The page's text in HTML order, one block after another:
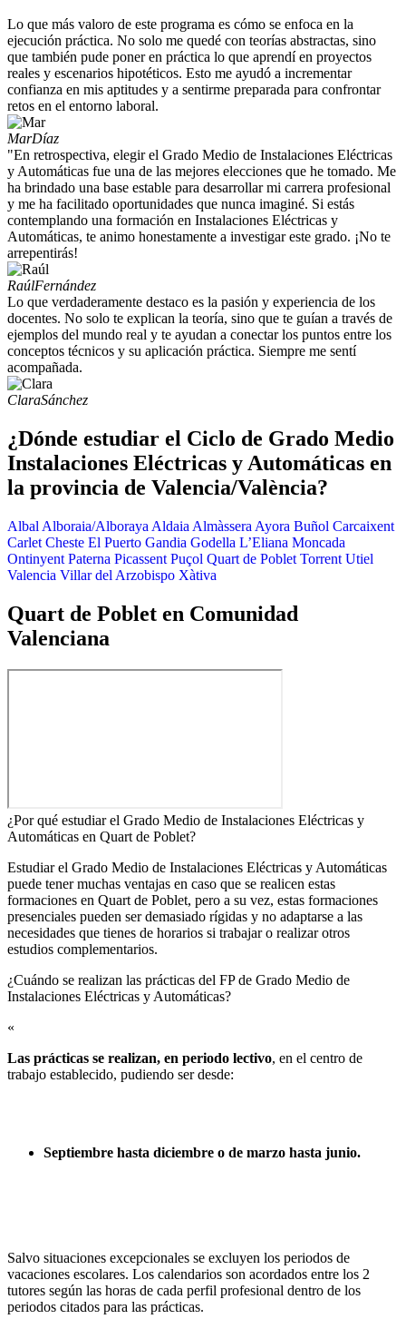
Lo que más valoro de este programa es cómo se enfoca en la
ejecución práctica. No solo me quedé con teorías abstractas, sino
que también pude poner en práctica lo que aprendí en proyectos
reales y escenarios hipotéticos. Esto me ayudó a incrementar
confianza en mis aptitudes y a sentirme preparada para confrontar
retos en el entorno laboral.
MarDíaz
"En retrospectiva, elegir el Grado Medio de Instalaciones Eléctricas
y Automáticas fue una de las mejores elecciones que he tomado. Me
ha brindado una base estable para desarrollar mi carrera profesional
y me ha facilitado oportunidades que nunca imaginé. Si estás
contemplando una formación en Instalaciones Eléctricas y
Automáticas, te animo honestamente a investigar este grado. ¡No te
arrepentirás!
RaúlFernández
Lo que verdaderamente destaco es la pasión y experiencia de los
docentes. No solo te explican la teoría, sino que te guían a través de
ejemplos del mundo real y te ayudan a conectar los puntos entre los
conceptos técnicos y su aplicación práctica. Siempre me sentí
acompañada.
ClaraSánchez
¿Dónde estudiar el Ciclo de Grado Medio
Instalaciones Eléctricas y Automáticas en
la provincia de Valencia/València?
Albal Alboraia/Alboraya Aldaia Almàssera Ayora Buñol Carcaixent
Carlet Cheste El Puerto Gandia Godella L’Eliana Moncada
Ontinyent Paterna Picassent Puçol Quart de Poblet Torrent Utiel
Valencia Villar del Arzobispo Xàtiva
Quart de Poblet en Comunidad
Valenciana
¿Por qué estudiar el Grado Medio de Instalaciones Eléctricas y
Automáticas en Quart de Poblet?
Estudiar el Grado Medio de Instalaciones Eléctricas y Automáticas
puede tener muchas ventajas en caso que se realicen estas
formaciones en Quart de Poblet, pero a su vez, estas formaciones
presenciales pueden ser demasiado rígidas y no adaptarse a las
necesidades que tienes de horarios si trabajar o realizar otros
estudios complementarios.
¿Cuándo se realizan las prácticas del FP de Grado Medio de
Instalaciones Eléctricas y Automáticas?​
«
Las prácticas se realizan, en periodo lectivo, en el centro de
trabajo establecido, pudiendo ser desde:
Septiembre hasta diciembre o de marzo hasta junio.
Salvo situaciones excepcionales se excluyen los periodos de
vacaciones escolares. Los calendarios son acordados entre los 2
tutores según las horas de cada perfil profesional dentro de los
periodos citados para las prácticas.